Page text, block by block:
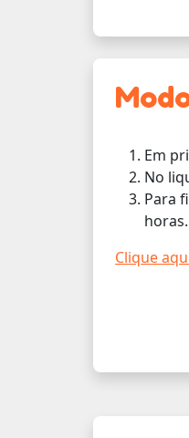
Em
No
Para
horas.
Clique